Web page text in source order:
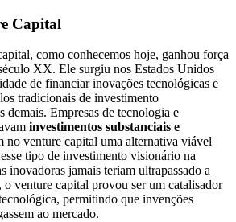
Capital
como conhecemos hoje, ganhou força
XX. Ele surgiu nos Estados Unidos
de financiar inovações tecnológicas e
tradicionais de investimento
demais. Empresas de tecnologia e
investimentos substanciais e
no venture capital uma alternativa viável
tipo de investimento visionário na
inovadoras jamais teriam ultrapassado a
o venture capital provou ser um catalisador
permitindo que invenções
ao mercado.